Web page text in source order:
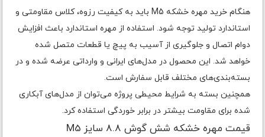
هنگام خرید مهره خشکه M5 باید به کیفیت رزوه، کلاس مقاومتی و
استاندارد تولید توجه شود. استفاده از مهره استاندارد باعث افزایش
دوام اتصال و جلوگیری از آسیب به پیچ یا قطعات متصل شده
خواهد شد. این محصول در مدل‌های ایرانی و وارداتی عرضه شده و در
بسته‌بندی‌های مختلف قابل سفارش است.
همچنین بسته به شرایط محیطی پروژه می‌توان از مدل‌های آبکاری
شده برای مقاومت بیشتر در برابر خوردگی استفاده کرد.
قیمت مهره خشکه شش گوش 8.8 سایز M5